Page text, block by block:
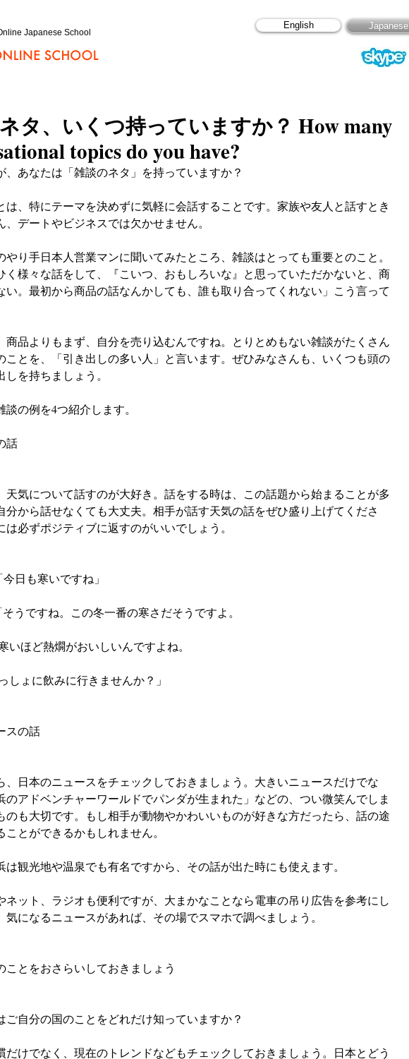
Japanese School
English Japanese
タ、いくつ持っていますか？ How many
topics do you have?
、あなたは「雑談のネタ」を持っていますか？
は、特にテーマを決めずに気軽に会話することです。家族や友人と話すとき
、デートやビジネスでは欠かせません。
やり手日本人営業マンに聞いてみたところ、雑談はとっても重要とのこと。
く様々な話をして、『こいつ、おもしろいな』と思っていただかないと、商
い。最初から商品の話なんかしても、誰も取り合ってくれない」こう言って
商品よりもまず、自分を売り込むんですね。とりとめもない雑談がたくさん
ことを、「引き出しの多い人」と言います。ぜひみなさんも、いくつも頭の
しを持ちましょう。
談の例を4つ紹介します。
話
天気について話すのが大好き。話をする時は、この話題から始まることが多
分から話せなくても大丈夫。相手が話す天気の話をぜひ盛り上げてくださ
は必ずポジティブに返すのがいいでしょう。
日も寒いですね」
うですね。この冬一番の寒さだそうですよ。
ほど熱燗がおいしいんですよね。
ょに飲みに行きませんか？」
スの話
日本のニュースをチェックしておきましょう。大きいニュースだけでな
のアドベンチャーワールドでパンダが生まれた」などの、つい微笑んでしま
のも大切です。もし相手が動物やかわいいものが好きな方だったら、話の途
ことができるかもしれません。
は観光地や温泉でも有名ですから、その話が出た時にも使えます。
ット、ラジオも便利ですが、大まかなことなら電車の吊り広告を参考にし
気になるニュースがあれば、その場でスマホで調べましょう。
ことをおさらいしておきましょう
ご自分の国のことをどれだけ知っていますか？
だけでなく、現在のトレンドなどもチェックしておきましょう。日本とどう